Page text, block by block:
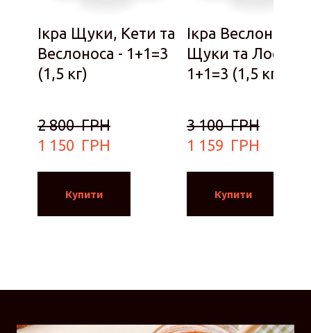
Ікра Щуки, Кети та
Веслоноса - 1+1=3
(1,5 кг)
2 800  ГРН
1 150  ГРН
Купити
Ікра Веслоноса,
Щуки та Лосося -
1+1=3 (1,5 кг)
3 100  ГРН
1 159  ГРН
Купити